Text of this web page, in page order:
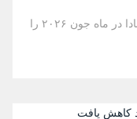
افت ۱۰ درصدی قیمت بنزین نرخ تورم کانادا در ماه جون ۲۰۲۶ را